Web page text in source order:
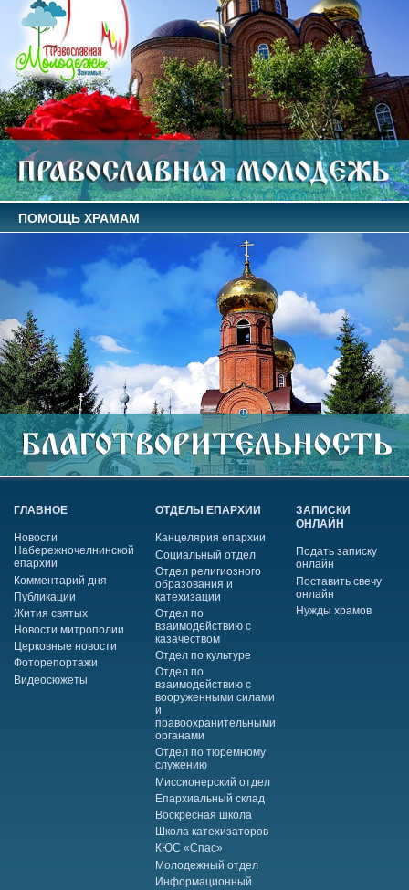
ПОМОЩЬ ХРАМАМ
ГЛАВНОЕ
Новости
Набережночелнинской
епархии
Комментарий дня
Публикации
Жития святых
Новости митрополии
Церковные новости
Фоторепортажи
Видеосюжеты
ОТДЕЛЫ ЕПАРХИИ
Канцелярия епархии
Социальный отдел
Отдел религиозного
образования и
катехизации
Отдел по
взаимодействию с
казачеством
Отдел по культуре
Отдел по
взаимодействию с
вооруженными силами
и
правоохранительными
органами
Отдел по тюремному
служению
Миссионерский отдел
Епархиальный склад
Воскресная школа
Школа катехизаторов
КЮС «Спас»
Молодежный отдел
Информационный
ЗАПИСКИ
ОНЛАЙН
Подать записку
онлайн
Поставить свечу
онлайн
Нужды храмов